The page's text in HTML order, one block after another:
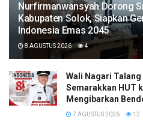
Nurfirmanwansyah Dorong
Kabupaten Solok, Siapkan
Indonesia Emas 2045
8 AGUSTUS 2026 4
Wali Nagari
Semarakkan HUT
Mengibarkan
7 AGUSTUS 2026 12